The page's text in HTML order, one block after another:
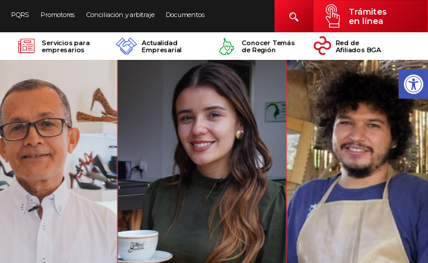
PQRS Promotores Conciliación y arbitraje Documentos
Trámites
en línea
Servicios para
empresarios
Actualidad
Empresarial
Conocer Temás
de Región
Red de
Afiliados BGA